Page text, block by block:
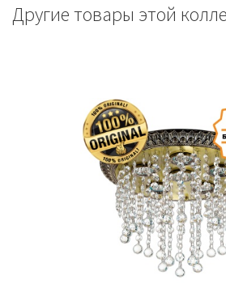
Другие товары этой